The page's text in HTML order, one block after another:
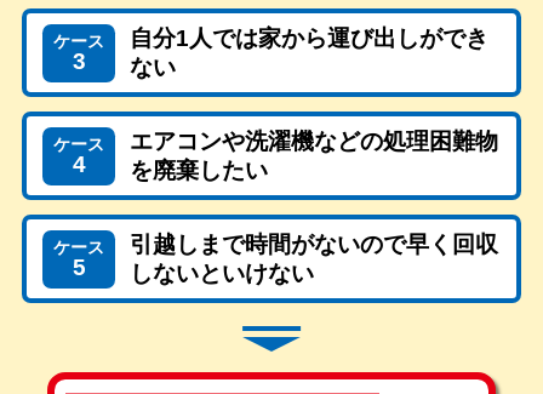
ケース
3
自分1人では家から運び出しができ
ない
ケース
4
エアコンや洗濯機などの処理困難物
を廃棄したい
ケース
5
引越しまで時間がないので早く回収
しないといけない